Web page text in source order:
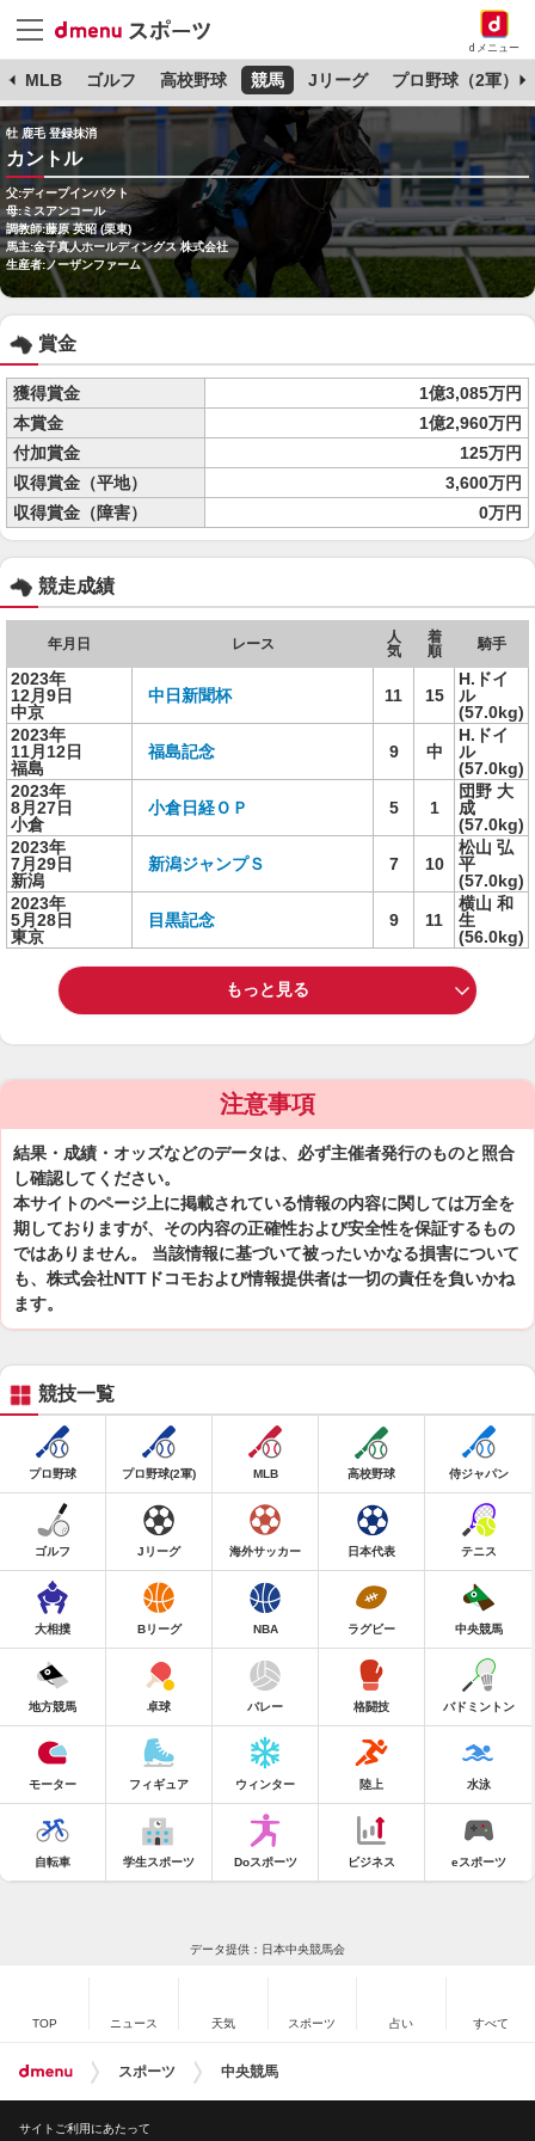
dメニュー
MLB ゴルフ 高校野球 競馬 Jリーグ プロ野球（2軍）
牡 鹿毛 登録抹消
カントル
父:ディープインパクト
母:ミスアンコール
調教師:藤原 英昭 (栗東)
馬主:金子真人ホールディングス 株式会社
生産者:ノーザンファーム
賞金
獲得賞金
1億3,085万円
本賞金
1億2,960万円
付加賞金
125万円
収得賞金（平地）
3,600万円
収得賞金（障害）
0万円
競走成績
年月日 レース
人
気
着
順
騎手
2023年
12月9日
中京
中日新聞杯 11 15
H.ドイ
ル
(57.0kg)
2023年
11月12日
福島
福島記念 9 中
H.ドイ
ル
(57.0kg)
2023年
8月27日
小倉
小倉日経ＯＰ 5 1
団野 大
成
(57.0kg)
2023年
7月29日
新潟
新潟ジャンプＳ 7 10
松山 弘
平
(57.0kg)
2023年
5月28日
東京
目黒記念 9 11
横山 和
生
(56.0kg)
もっと見る
注意事項
結果・成績・オッズなどのデータは、必ず主催者発行のものと照合
し確認してください。
本サイトのページ上に掲載されている情報の内容に関しては万全を
期しておりますが、その内容の正確性および安全性を保証するもの
ではありません。 当該情報に基づいて被ったいかなる損害について
も、株式会社NTTドコモおよび情報提供者は一切の責任を負いかね
ます。
競技一覧
プロ野球 プロ野球(2軍) MLB 高校野球 侍ジャパン
ゴルフ Jリーグ 海外サッカー 日本代表 テニス
大相撲 Bリーグ NBA ラグビー 中央競馬
地方競馬 卓球 バレー 格闘技 バドミントン
モーター フィギュア ウィンター 陸上 水泳
自転車 学生スポーツ Doスポーツ ビジネス eスポーツ
データ提供：日本中央競馬会
TOP ニュース 天気 スポーツ 占い すべて
スポーツ 中央競馬
サイトご利用にあたって